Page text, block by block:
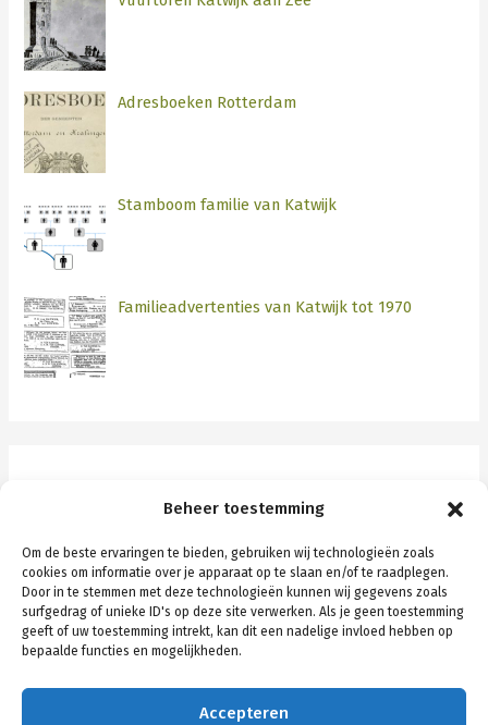
Beheer toestemming
Om de beste ervaringen te bieden, gebruiken wij technologieën zoals
cookies om informatie over je apparaat op te slaan en/of te raadplegen.
Door in te stemmen met deze technologieën kunnen wij gegevens zoals
surfgedrag of unieke ID's op deze site verwerken. Als je geen toestemming
geeft of uw toestemming intrekt, kan dit een nadelige invloed hebben op
bepaalde functies en mogelijkheden.
Accepteren
Adresboeken Rotterdam
Stamboom familie van Katwijk
Familieadvertenties van Katwijk tot 1970
Katwijk
Rotterdam
Schiedam
Stamboom algemeen
Stamboom persoonlijk